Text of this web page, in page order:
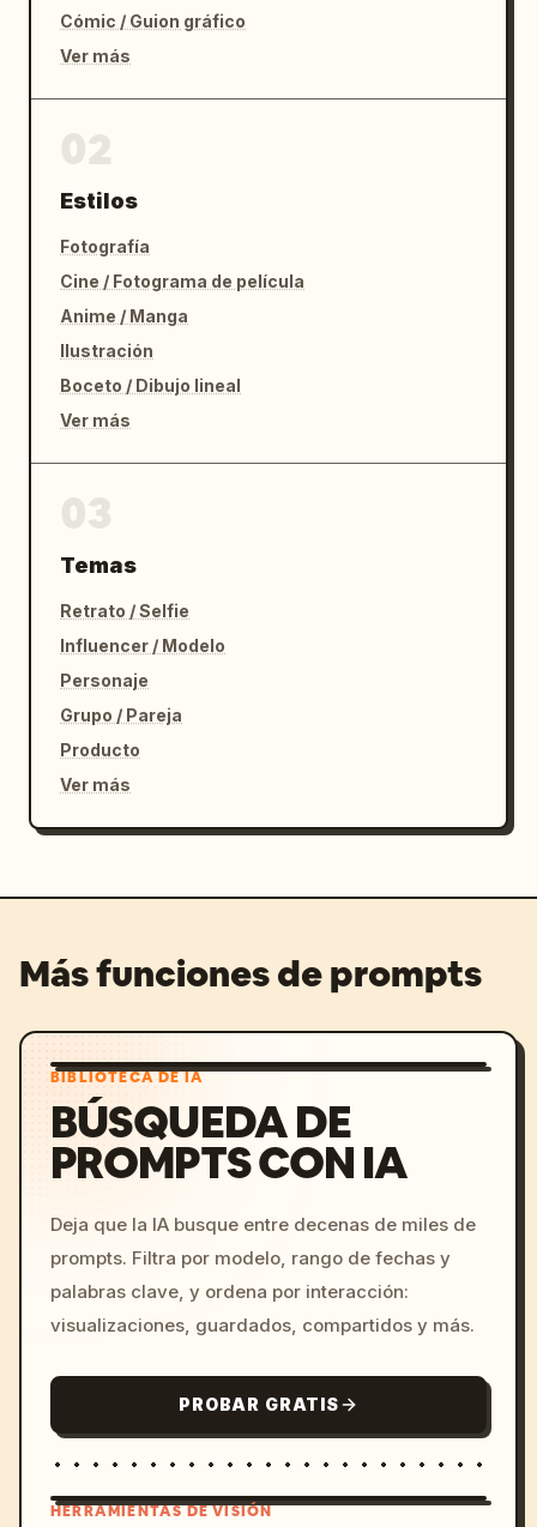
Cómic / Guion gráfico
Ver más
Estilos
Fotografía
Cine / Fotograma de película
Anime / Manga
Ilustración
Boceto / Dibujo lineal
Ver más
Temas
Retrato / Selfie
Influencer / Modelo
Personaje
Grupo / Pareja
Producto
Ver más
Más funciones de prompts
BIBLIOTECA DE IA
BÚSQUEDA DE
PROMPTS CON IA
Deja que la IA busque entre decenas de miles de
prompts. Filtra por modelo, rango de fechas y
palabras clave, y ordena por interacción:
visualizaciones, guardados, compartidos y más.
PROBAR GRATIS
HERRAMIENTAS DE VISIÓN